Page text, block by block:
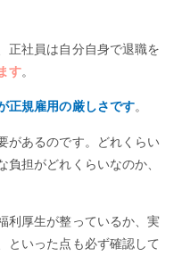
正社員は自分自身で退職を
す。
正規雇用の厳しさです。
があるのです。どれくらい
担がどれくらいなのか、
利厚生が整っているか、実
といった点も必ず確認して